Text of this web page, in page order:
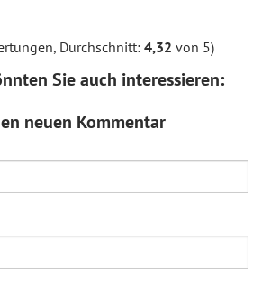
Durchschnitt: 4,32 von 5)
Sie auch interessieren:
neuen Kommentar